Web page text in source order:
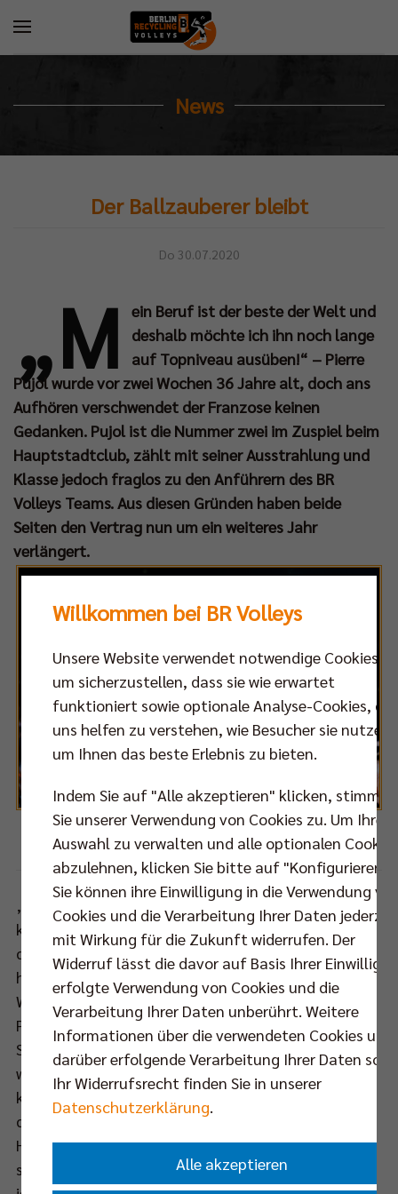
News
Der Ballzauberer bleibt
Do 30.07.2020
„M
ein Beruf ist der beste der Welt und
deshalb möchte ich ihn noch lange
auf Topniveau ausüben!“ – Pierre
Pujol wurde vor zwei Wochen 36 Jahre alt, doch ans
Aufhören verschwendet der Franzose keinen
Gedanken. Pujol ist die Nummer zwei im Zuspiel beim
Hauptstadtclub, zählt mit seiner Ausstrahlung und
Klasse jedoch fraglos zu den Anführern des BR
Volleys Teams. Aus diesen Gründen haben beide
Seiten den Vertrag nun um ein weiteres Jahr
verlängert.
Foto: Sebastian Wells
„Pierre ist glücklich, hier bei uns zu sein, und wir
können uns gleichzeitig glücklich schätzen, einen
derartigen zweiten Zuspieler wie ihn im Kader zu
haben“, beschreibt Cheftrainer Cedric Enard die
Win-Win-Situation, auf deren Grundlage der DVV-
Pokalsieger und der Mann aus Bordeaux eine weitere
Saison zusammen um Siege und Titel kämpfen
wollen. Pujols Rolle innerhalb des Teams ist dabei
kaum hoch genug einzuschätzen. Der Regisseur mit
den unzähligen Fingerbrüchen und dennoch feinen
Händen strahlt abseits des Spielfeldes eine fast
schon überbordende Lässigkeit aus, schaltet er
Willkommen bei BR Volleys
Unsere Website verwendet notwendige Cookies,
um sicherzustellen, dass sie wie erwartet
funktioniert sowie optionale Analyse-Cookies, die
uns helfen zu verstehen, wie Besucher sie nutzen,
um Ihnen das beste Erlebnis zu bieten.
Indem Sie auf "Alle akzeptieren" klicken, stimmen
Sie unserer Verwendung von Cookies zu. Um Ihre
Auswahl zu verwalten und alle optionalen Cookies
abzulehnen, klicken Sie bitte auf "Konfigurieren".
Sie können ihre Einwilligung in die Verwendung
Cookies und die Verarbeitung Ihrer Daten
mit Wirkung für die Zukunft widerrufen. Der
Widerruf lässt die davor auf Basis Ihrer
erfolgte Verwendung von Cookies und die
Verarbeitung Ihrer Daten unberührt. Weitere
Informationen über die verwendeten Cookies und
darüber erfolgende Verarbeitung Ihrer Daten
Ihr Widerrufsrecht finden Sie in unserer
Datenschutzerklärung.
Alle akzeptieren